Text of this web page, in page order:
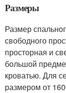
Размеры
Размер
свободного
просторная и
большой
кроватью. Для
размером от